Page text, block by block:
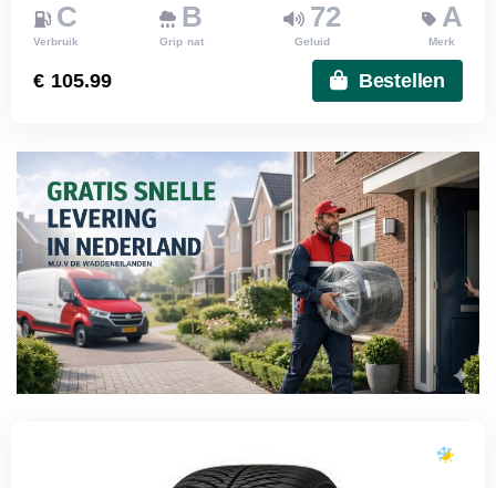
C
Verbruik
B
Grip nat
72
Geluid
A
Merk
€ 105.99 Bestellen